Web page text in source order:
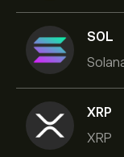
SOL
XRP
XRP